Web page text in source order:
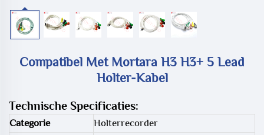
Compatibel Met Mortara H3 H3+ 5 Lead
Holter-Kabel
Technische Specificaties:
Categorie
Holterrecorder